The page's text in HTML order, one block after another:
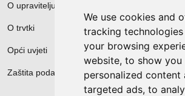
We use cookies and
tracking
your browsing
website, to show you
personalized content
targeted ads, to
O upravitelju web portala
O trvtki
Opći uvjeti
Zaštita podataka